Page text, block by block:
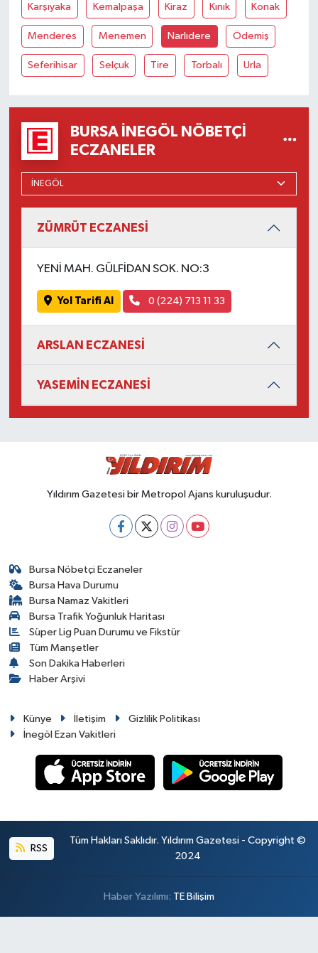
Karşıyaka Kemalpaşa Kiraz Kınık Konak
Menderes Menemen Narlıdere Ödemiş
Seferihisar Selçuk Tire Torbalı Urla
BURSA İNEGÖL NÖBETÇI
ECZANELER
ZÜMRÜT ECZANESİ
YENİ MAH. GÜLFİDAN SOK. NO:3
Yol Tarifi Al 0 (224) 713 11 33
ARSLAN ECZANESİ
YASEMİN ECZANESİ
Yıldırım Gazetesi bir Metropol Ajans kuruluşudur.
Bursa Nöbetçi Eczaneler
Bursa Hava Durumu
Bursa Namaz Vakitleri
Bursa Trafik Yoğunluk Haritası
Süper Lig Puan Durumu ve Fikstür
Tüm Manşetler
Son Dakika Haberleri
Haber Arşivi
Künye İletişim
Gizlilik Politikası
İnegöl Ezan Vakitleri
RSS
Tüm Hakları Saklıdır. Yıldırım Gazetesi - Copyright ©
2024
Haber Yazılımı: TE Bilişim